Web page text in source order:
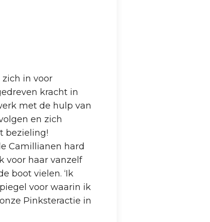
in voor
kracht in
met de hulp van
en zich
bezieling!
Camillianen hard
voor haar vanzelf
boot vielen. ‘Ik
voor waarin ik
Pinksteractie in